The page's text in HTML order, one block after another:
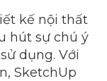
kế nội thất
hút sự chú ý
dụng. Với
SketchUp